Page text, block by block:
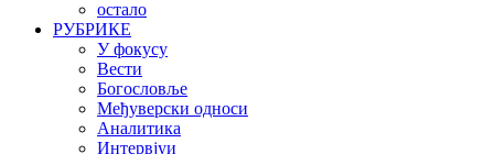
остало
РУБРИКЕ
У фокусу
Вести
Богословље
Међуверски односи
Аналитика
Интервјуи